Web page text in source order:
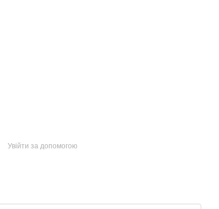
Увійти за допомогою